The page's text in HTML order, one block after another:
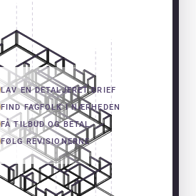
LAV EN DETALJERET BRIEF
FIND FAGFOLK I NÆRHEDEN
FÅ TILBUD OG BETAL
FØLG REVISIONERNE